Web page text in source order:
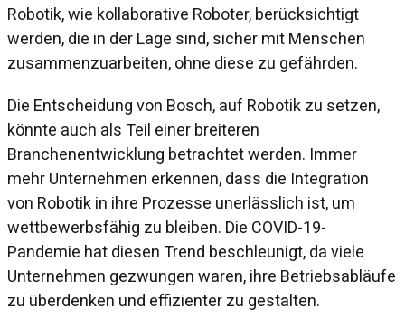
Robotik, wie kollaborative Roboter, berücksichtigt
werden, die in der Lage sind, sicher mit Menschen
zusammenzuarbeiten, ohne diese zu gefährden.
Die Entscheidung von Bosch, auf Robotik zu setzen,
könnte auch als Teil einer breiteren
Branchenentwicklung betrachtet werden. Immer
mehr Unternehmen erkennen, dass die Integration
von Robotik in ihre Prozesse unerlässlich ist, um
wettbewerbsfähig zu bleiben. Die COVID-19-
Pandemie hat diesen Trend beschleunigt, da viele
Unternehmen gezwungen waren, ihre Betriebsabläufe
zu überdenken und effizienter zu gestalten.